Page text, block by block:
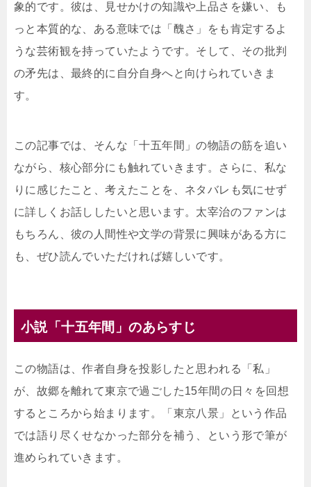
象的です。彼は、見せかけの知識や上品さを嫌い、も
っと本質的な、ある意味では「醜さ」をも肯定するよ
うな芸術観を持っていたようです。そして、その批判
の矛先は、最終的に自分自身へと向けられていきま
す。
この記事では、そんな「十五年間」の物語の筋を追い
ながら、核心部分にも触れていきます。さらに、私な
りに感じたこと、考えたことを、ネタバレも気にせず
に詳しくお話ししたいと思います。太宰治のファンは
もちろん、彼の人間性や文学の背景に興味がある方に
も、ぜひ読んでいただければ嬉しいです。
小説「十五年間」のあらすじ
この物語は、作者自身を投影したと思われる「私」
が、故郷を離れて東京で過ごした15年間の日々を回想
するところから始まります。「東京八景」という作品
では語り尽くせなかった部分を補う、という形で筆が
進められていきます。